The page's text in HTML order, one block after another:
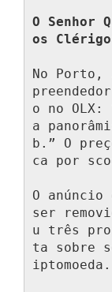
O Senhor
os
No Porto,
o no
a
b.” O
ca por
O
ser
u três
ta sobre
iptomoeda.